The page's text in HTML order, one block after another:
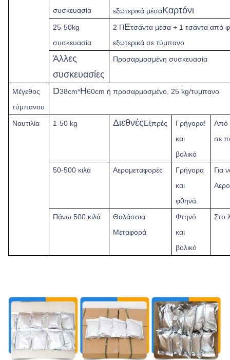
συσκευασία
εξωτερικά μέσαΚαρτόνι
25-50kg
συσκευασία
2 ΠΕτσάντα μέσα + 1 τσάντα από
εξωτερικά σε τύμπανο
Άλλες
συσκευασίες
Προσαρμοσμένη συσκευασία
Μέγεθος
τύμπανου
D38cm*H60cm ή προσαρμοσμένο, 25 kg/τυμπανο
Ναυτιλία 1-50 kg ΔιεθνέςΕξπρές
Γρήγορα!
και
βολικό
Από
σε
50-500 κιλά Αερομεταφορές
Γρήγορα
και
φθηνά.
Για
Πάνω 500 κιλά
Θαλάσσια
Μεταφορά
Φτηνό
και
βολικό
Στο